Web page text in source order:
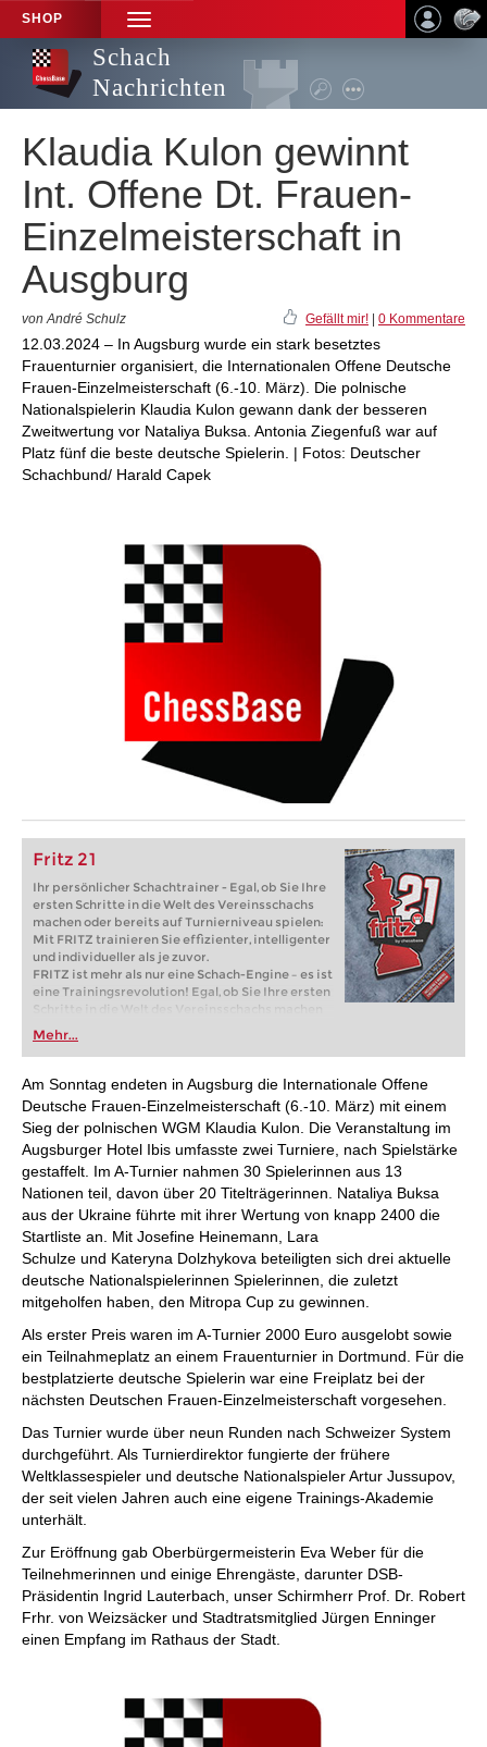
SHOP
TOGGLE
NAVIGATION
Schach
Nachrichten
Klaudia Kulon gewinnt
Int. Offene Dt. Frauen-
Einzelmeisterschaft in
Ausgburg
von André Schulz Gefällt mir! 0 Kommentare
12.03.2024 – In Augsburg wurde ein stark besetztes
Frauenturnier organisiert, die Internationalen Offene Deutsche
Frauen-Einzelmeisterschaft (6.-10. März). Die polnische
Nationalspielerin Klaudia Kulon gewann dank der besseren
Zweitwertung vor Nataliya Buksa. Antonia Ziegenfuß war auf
Platz fünf die beste deutsche Spielerin. | Fotos: Deutscher
Schachbund/ Harald Capek
Fritz 21
Ihr persönlicher Schachtrainer - Egal, ob Sie Ihre
ersten Schritte in die Welt des Vereinsschachs
machen oder bereits auf Turnierniveau spielen:
Mit FRITZ trainieren Sie effizienter, intelligenter
und individueller als je zuvor.
FRITZ ist mehr als nur eine Schach-Engine – es ist
eine Trainingsrevolution! Egal, ob Sie Ihre ersten
Schritte in die Welt des Vereinsschachs machen
oder bereits auf Turnierniveau spielen: Mit
FRITZ trainieren Sie effizienter, intelligenter und
individueller als je zuvor.
Mehr...
Am Sonntag endeten in Augsburg die Internationale Offene
Deutsche Frauen-Einzelmeisterschaft (6.-10. März) mit einem
Sieg der polnischen WGM Klaudia Kulon. Die Veranstaltung im
Augsburger Hotel Ibis umfasste zwei Turniere, nach Spielstärke
gestaffelt. Im A-Turnier nahmen 30 Spielerinnen aus 13
Nationen teil, davon über 20 Titelträgerinnen. Nataliya Buksa
aus der Ukraine führte mit ihrer Wertung von knapp 2400 die
Startliste an. Mit Josefine Heinemann, Lara
Schulze und Kateryna Dolzhykova beteiligten sich drei aktuelle
deutsche Nationalspielerinnen Spielerinnen, die zuletzt
mitgeholfen haben, den Mitropa Cup zu gewinnen.
Als erster Preis waren im A-Turnier 2000 Euro ausgelobt sowie
ein Teilnahmeplatz an einem Frauenturnier in Dortmund. Für die
bestplatzierte deutsche Spielerin war eine Freiplatz bei der
nächsten Deutschen Frauen-Einzelmeisterschaft vorgesehen.
Das Turnier wurde über neun Runden nach Schweizer System
durchgeführt. Als Turnierdirektor fungierte der frühere
Weltklassespieler und deutsche Nationalspieler Artur Jussupov,
der seit vielen Jahren auch eine eigene Trainings-Akademie
unterhält.
Zur Eröffnung gab Oberbürgermeisterin Eva Weber für die
Teilnehmerinnen und einige Ehrengäste, darunter DSB-
Präsidentin Ingrid Lauterbach, unser Schirmherr Prof. Dr. Robert
Frhr. von Weizsäcker und Stadtratsmitglied Jürgen Enninger
einen Empfang im Rathaus der Stadt.